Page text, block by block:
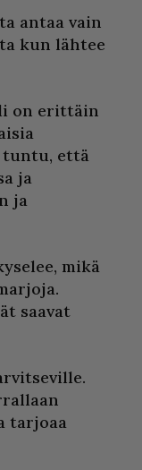
antaa vain
kun lähtee
on erittäin
tuntu, että
ja
ja
mikä
saavat
tarjoaa